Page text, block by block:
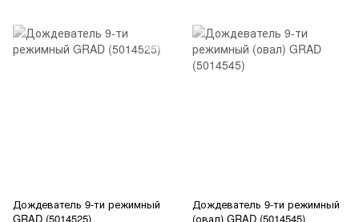
Дождеватель 9-ти режимный
GRAD (5014525)
Дождеватель 9-ти режимный
(овал) GRAD (5014545)